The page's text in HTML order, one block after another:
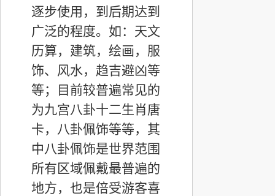
逐步使用，到后期达到
广泛的程度。如：天文
历算，建筑，绘画，服
饰、风水，趋吉避凶等
等；目前较普遍常见的
为九宫八卦十二生肖唐
卡，八卦佩饰等等，其
中八卦佩饰是世界范围
所有区域佩戴最普遍的
地方，也是倍受游客喜